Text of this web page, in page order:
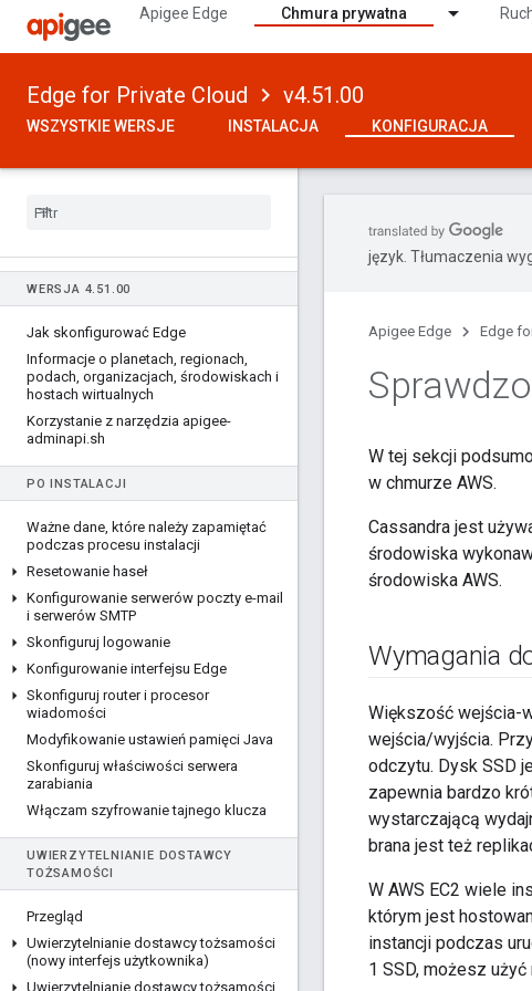
Apigee Edge Chmura prywatna
Edge for Private Cloud v4.51.00
WSZYSTKIE WERSJE INSTALACJA KONFIGURACJA
WERSJA 4. 51 .00
Jak skonfigurować Edge
Informacje o planetach, regionach,
podach, organizacjach, środowiskach i
hostach wirtualnych
Korzystanie z narzędzia apigee-
adminapi.sh
PO INSTALACJI
Ważne dane, które należy zapamiętać
podczas procesu instalacji
Resetowanie haseł
Konfigurowanie serwerów poczty e-mail
i serwerów SMTP
Skonfiguruj logowanie
Konfigurowanie interfejsu Edge
Skonfiguruj router i procesor
wiadomości
Modyfikowanie ustawień pamięci Java
Skonfiguruj właściwości serwera
zarabiania
Włączam szyfrowanie tajnego klucza
UWIERZYTELNIANIE DOSTAWCY
TOŻSAMOŚCI
Przegląd
Uwierzytelnianie dostawcy tożsamości
(nowy interfejs użytkownika)
Uwierzytelnianie dostawcy tożsamości
język. Tłumaczenia
Apigee Edge Edge
W tej sekcji
w chmurze AWS.
Cassandra jest
środowiska
środowiska AWS.
Wymagania
Większość wejścia-
wejścia/wyjścia.
odczytu. Dysk SSD
zapewnia bardzo
wystarczającą
brana jest też
W AWS EC2 wiele
którym jest
instancji podczas
1 SSD, możesz